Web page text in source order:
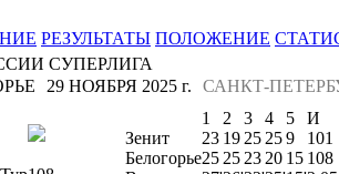
РЕЗУЛЬТАТЫ ПОЛОЖЕНИЕ
СУПЕРЛИГА
САНКТ-
29 НОЯБРЯ 2025 г.
1 2 3 4 5
И
Зенит
23 19 25 259
101
Белогорье25 25 23 20 15 108